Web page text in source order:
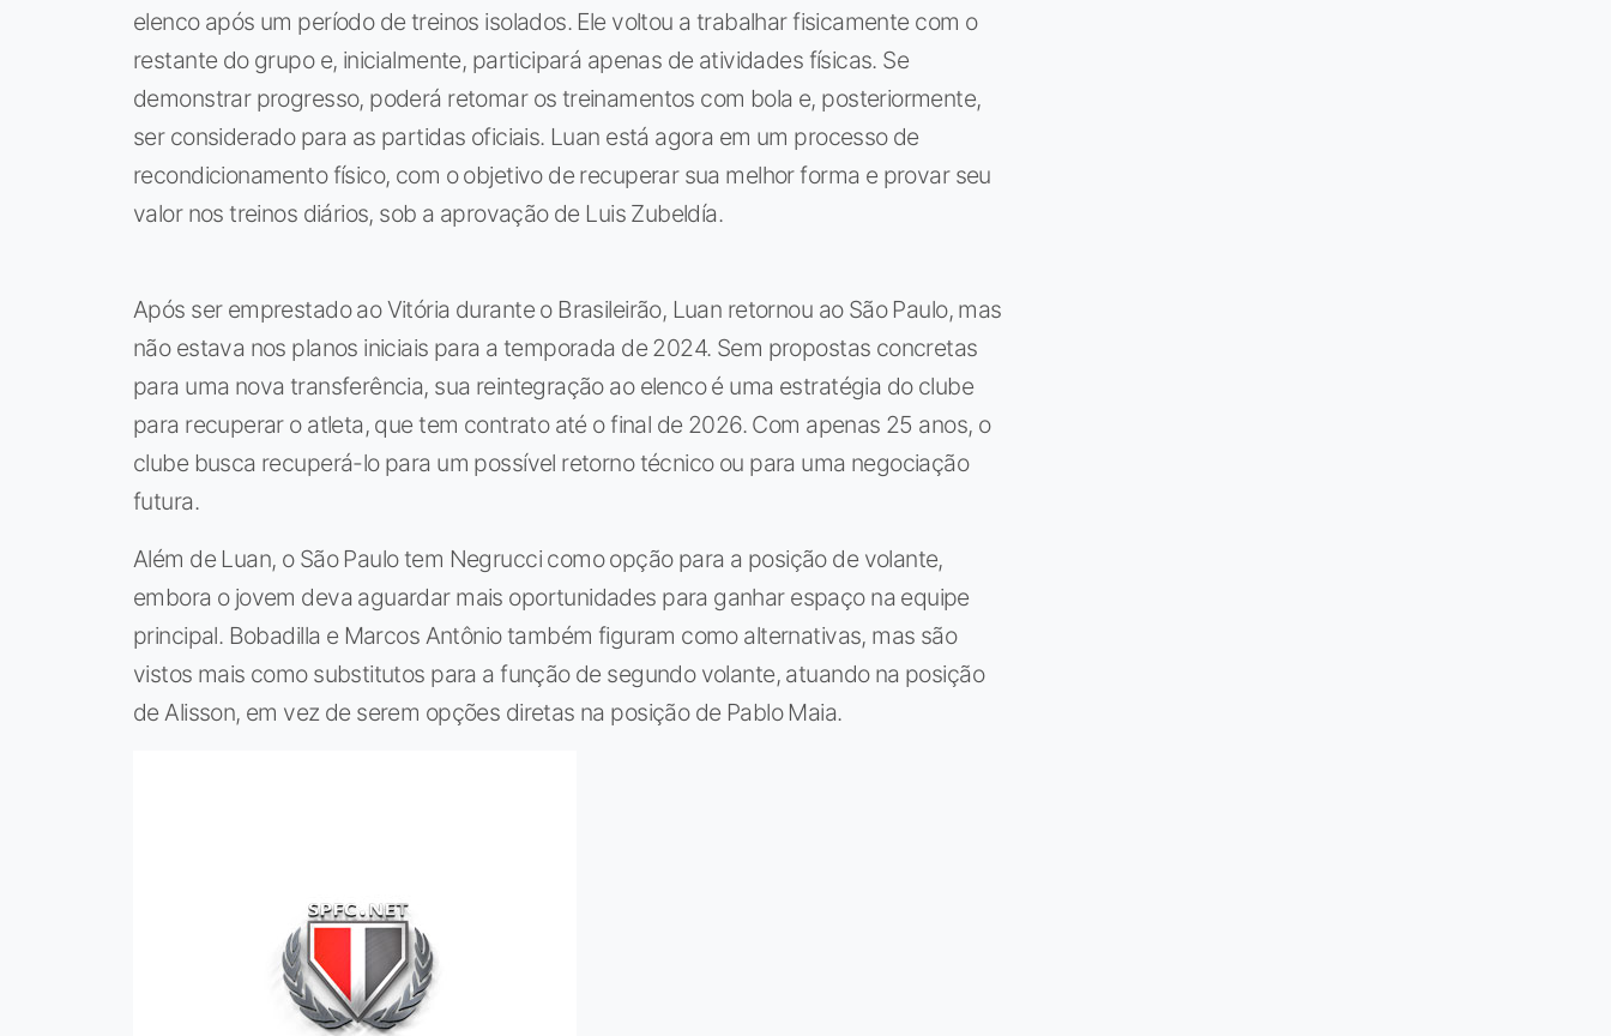
elenco após um período de treinos isolados. Ele voltou a trabalhar fisicamente com o
restante do grupo e, inicialmente, participará apenas de atividades físicas. Se
demonstrar progresso, poderá retomar os treinamentos com bola e, posteriormente,
ser considerado para as partidas oficiais. Luan está agora em um processo de
recondicionamento físico, com o objetivo de recuperar sua melhor forma e provar seu
valor nos treinos diários, sob a aprovação de Luis Zubeldía.
Após ser emprestado ao Vitória durante o Brasileirão, Luan retornou ao São Paulo, mas
não estava nos planos iniciais para a temporada de 2024. Sem propostas concretas
para uma nova transferência, sua reintegração ao elenco é uma estratégia do clube
para recuperar o atleta, que tem contrato até o final de 2026. Com apenas 25 anos, o
clube busca recuperá-lo para um possível retorno técnico ou para uma negociação
futura.
Além de Luan, o São Paulo tem Negrucci como opção para a posição de volante,
embora o jovem deva aguardar mais oportunidades para ganhar espaço na equipe
principal. Bobadilla e Marcos Antônio também figuram como alternativas, mas são
vistos mais como substitutos para a função de segundo volante, atuando na posição
de Alisson, em vez de serem opções diretas na posição de Pablo Maia.